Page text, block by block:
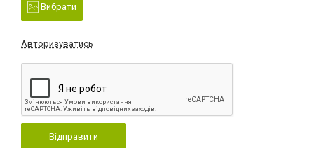
Вибрати
Авторизуватись
Відправити